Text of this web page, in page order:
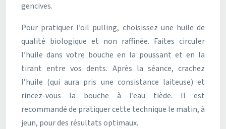
gencives.
Pour pratiquer l’oil pulling, choisissez une huile de
qualité biologique et non raffinée. Faites circuler
l’huile dans votre bouche en la poussant et en la
tirant entre vos dents. Après la séance, crachez
l’huile (qui aura pris une consistance laiteuse) et
rincez-vous la bouche à l’eau tiède. Il est
recommandé de pratiquer cette technique le matin, à
jeun, pour des résultats optimaux.